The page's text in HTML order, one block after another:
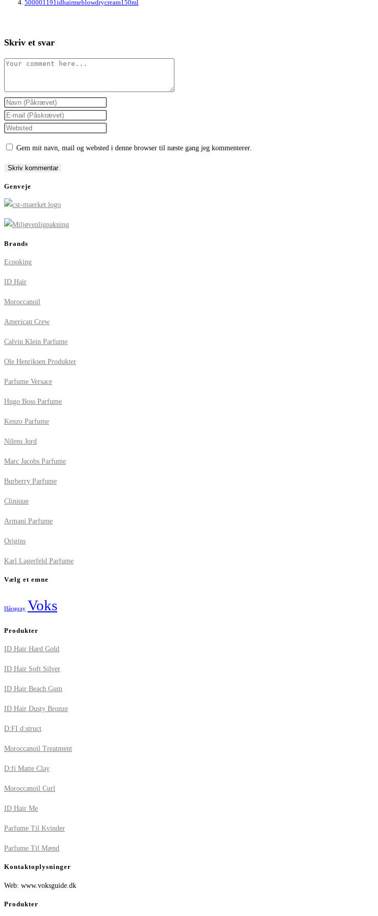
500001191idhairmeblowdrycream150ml
Skriv et svar
Comment
Enter
your
name
to
Enter
your
to
Enter
URL
Gem mit navn, mail og websted i denne browser til næste gang jeg kommenterer.
Genveje
Brands
Ecooking
ID Hair
Moroccanoil
American Crew
Calvin Klein Parfume
Ole Henriksen Produkter
Parfume Versace
Hugo Boss Parfume
Kenzo Parfume
Nilens Jord
Marc Jacobs Parfume
Burberry Parfume
Clinique
Armani Parfume
Origins
Karl Lagerfeld Parfume
Vælg et emne
Hårspray Voks
Produkter
ID Hair Hard Gold
ID Hair Soft Silver
ID Hair Beach Gum
ID Hair Dusty Bronze
D:FI d:struct
Moroccanoil Treatment
D:fi Matte Clay
Moroccanoil Curl
ID Hair Me
Parfume Til Kvinder
Parfume Til Mænd
Kontaktoplysninger
Web: www.voksguide.dk
Produkter